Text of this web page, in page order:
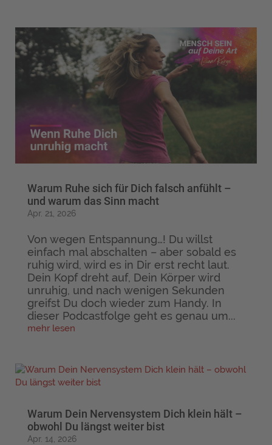
Warum Ruhe sich für Dich falsch anfühlt –
und warum das Sinn macht
Apr. 21, 2026
Von wegen Entspannung…! Du willst
einfach mal abschalten – aber sobald es
ruhig wird, wird es in Dir erst recht laut.
Dein Kopf dreht auf, Dein Körper wird
unruhig, und nach wenigen Sekunden
greifst Du doch wieder zum Handy. In
dieser Podcastfolge geht es genau um...
mehr lesen
Warum Dein Nervensystem Dich klein hält –
obwohl Du längst weiter bist
Apr. 14, 2026